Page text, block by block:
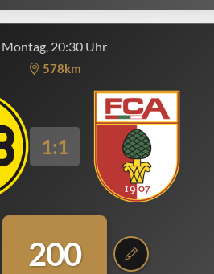
Montag, 20:30 Uhr
578km
1:1
200